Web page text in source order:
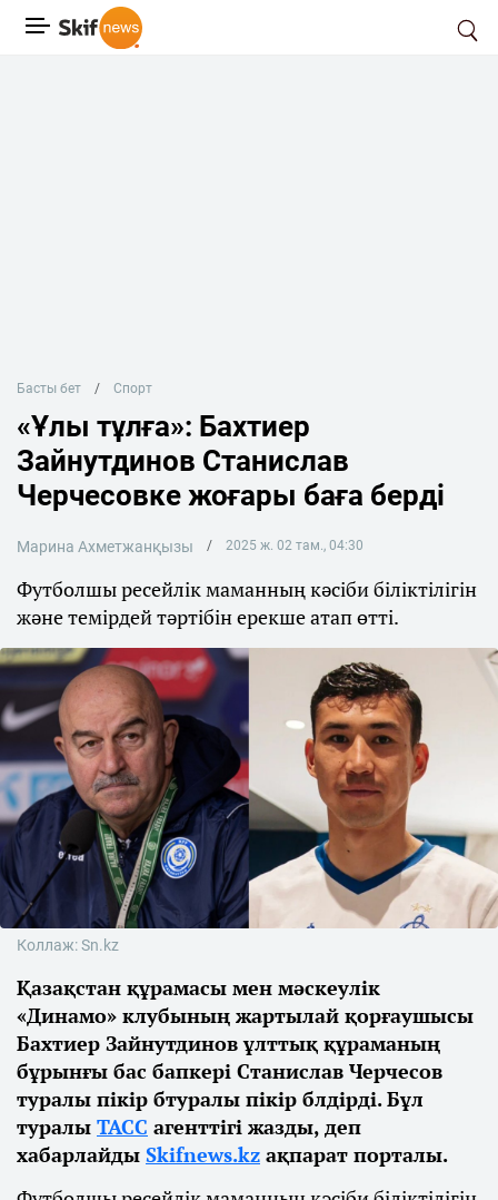
Басты бет Спорт
«Ұлы тұлға»: Бахтиер
Зайнутдинов Станислав
Черчесовке жоғары баға берді
Марина Ахметжанқызы 2025 ж. 02 там., 04:30
Футболшы ресейлік маманның кәсіби біліктілігін
және темірдей тәртібін ерекше атап өтті.
Коллаж: Sn.kz
Қазақстан құрамасы мен мәскеулік
«Динамо» клубының жартылай қорғаушысы
Бахтиер Зайнутдинов ұлттық құраманың
бұрынғы бас бапкері Станислав Черчесов
туралы пікір бтуралы пікір блдірді. Бұл
туралы ТАСС агенттігі жазды, деп
хабарлайды Skifnews.kz ақпарат порталы.